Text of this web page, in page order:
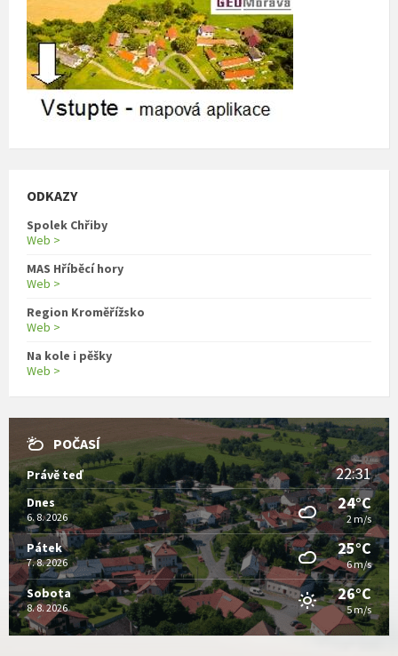
ODKAZY
Spolek Chřiby
Web >
MAS Hříběcí hory
Web >
Region Kroměřížsko
Web >
Na kole i pěšky
Web >
POČASÍ
Právě teď 22:31
Dnes
6. 8. 2026
24°C
2 m/s
Pátek
7. 8. 2026
25°C
6 m/s
Sobota
8. 8. 2026
26°C
5 m/s